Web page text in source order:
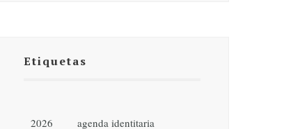
Etiquetas
2026 agenda identitaria